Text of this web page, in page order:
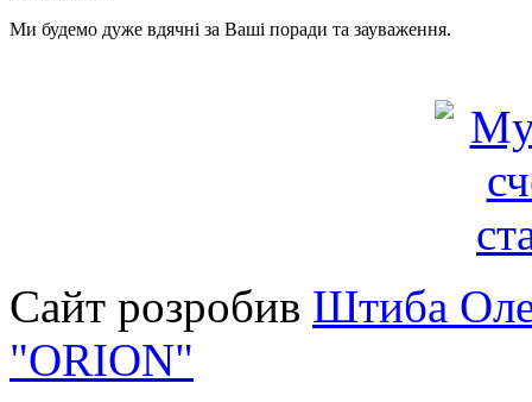
Ми будемо дуже вдячні за Ваші поради та зауваження.
Сайт розробив Штиба
"ORION"